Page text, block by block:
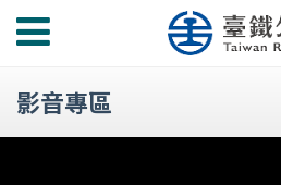
功
選
影音專區